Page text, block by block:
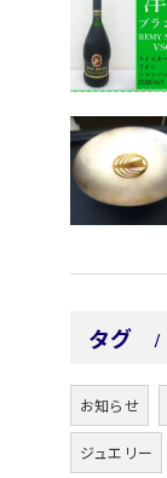
タグ
お知らせ
ジュエリー